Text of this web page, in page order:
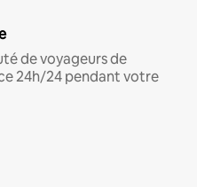
de voyageurs de
24h/24 pendant votre